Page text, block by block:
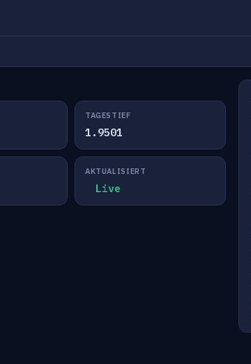
TAGESTIEF
1.9501
AKTUALISIERT
Live